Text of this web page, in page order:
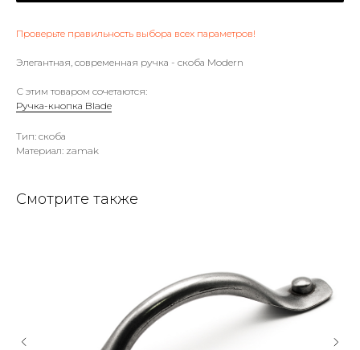
Проверьте правильность выбора всех параметров!
Элегантная, современная ручка - скоба Modern
С этим товаром сочетаются:
Ручка-кнопка Blade
Тип: скоба
Материал: zamak
Смотрите также